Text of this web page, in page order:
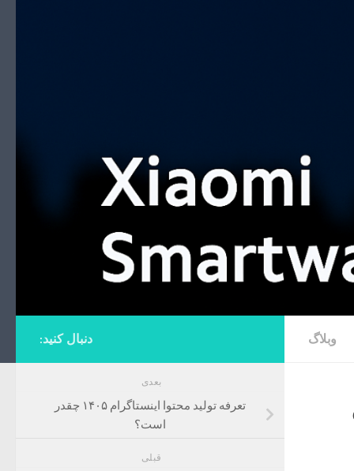
وبلاگ دنبال کنید:
بعدی
تعرفه تولید محتوا اینستاگرام ۱۴۰۵ چقدر
است؟
قبلی